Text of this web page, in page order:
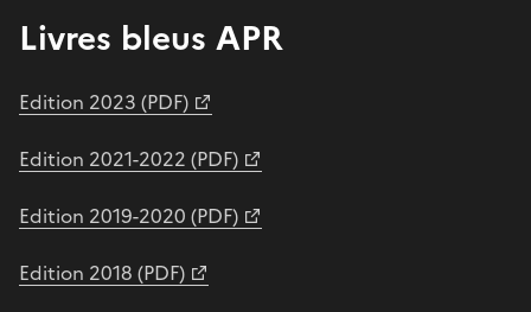
Livres bleus APR
Edition 2023 (PDF)
Edition 2021-2022 (PDF)
Edition 2019-2020 (PDF)
Edition 2018 (PDF)